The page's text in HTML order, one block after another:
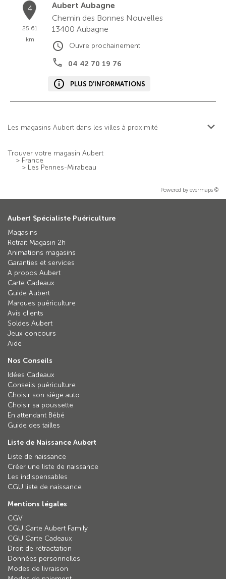
4
25.61
km
Aubert Aubagne
Chemin des Bonnes Nouvelles
13400 Aubagne
04 42 70 19 76
Ouvre prochainement
PLUS D'INFORMATIONS
Les magasins Aubert dans les villes à proximité
Trouver votre magasin Aubert
> France
> Les Pennes-Mirabeau
Powered by evermaps ©
Aubert Spécialiste Puériculture
Magasins
Retrait Magasin 2h
Animations magasins
Garanties et services
A propos Aubert
Carte Cadeaux
Guide Aubert
Marques puériculture
Avis clients
Soldes Aubert
Jeux concours
Aide
Nos Conseils
Idées Cadeaux
Conseils puériculture
Choisir son siège auto
Choisir sa poussette
En attendant Bébé
Guide des tailles
Liste de Naissance Aubert
Liste de naissance
Créer une liste de naissance
Les indispensables
CGU liste de naissance
Mentions légales
CGV
CGU Carte Aubert Family
CGU Carte Cadeaux
Droit de rétractation
Données personnelles
Modes de livraison